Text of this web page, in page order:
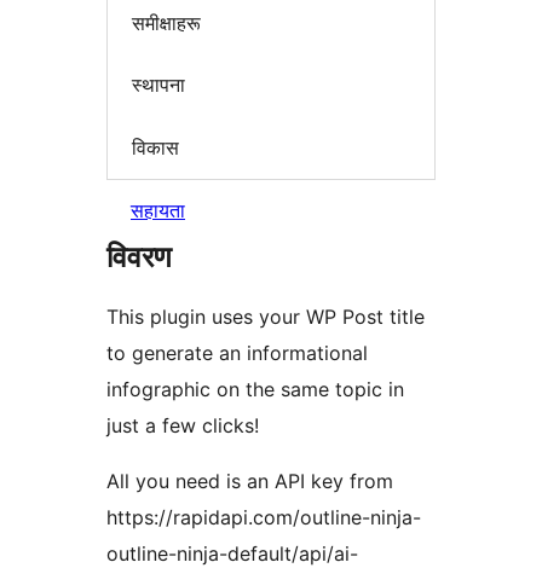
समीक्षाहरू
स्थापना
विकास
सहायता
विवरण
This plugin uses your WP Post title
to generate an informational
infographic on the same topic in
just a few clicks!
All you need is an API key from
https://rapidapi.com/outline-ninja-
outline-ninja-default/api/ai-